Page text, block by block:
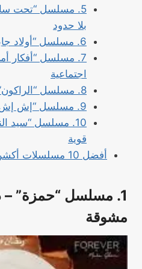
5. مسلسل “تحت
بلا حدود
6. مسلسل “أولاد جابر” – دراما عراقية مشوقة
7. مسلسل “أفكار
اجتماعية
8. مسلسل “الراكون” – إثارة وتشويق بوليسي
9. مسلسل “إش إش” – دراما اجتماعية شيقة
10. مسلسل “سيد
قوية
أفضل 10 مسلسلات أكشن 2025
1. مسلسل “حمزة” –
مشوقة